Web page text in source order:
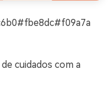
cuidados com a